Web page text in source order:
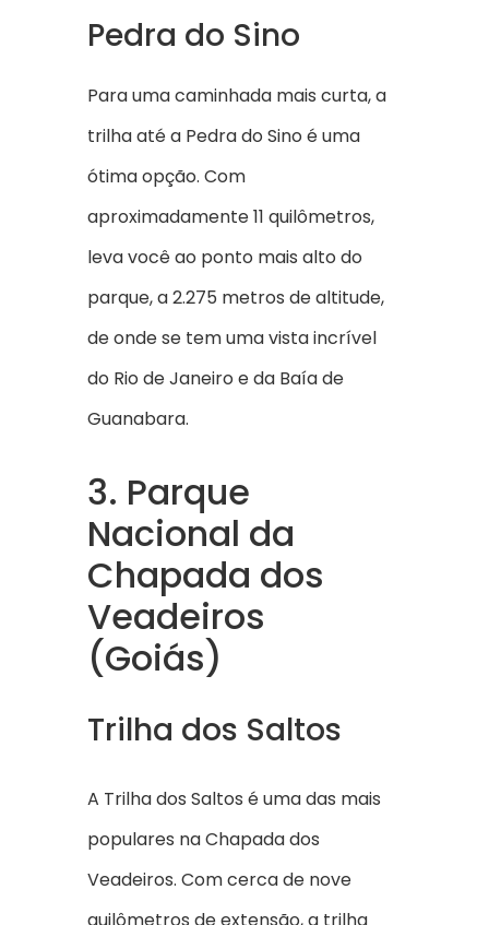
Pedra do Sino
Para uma caminhada mais curta, a
trilha até a Pedra do Sino é uma
ótima opção. Com
aproximadamente 11 quilômetros,
leva você ao ponto mais alto do
parque, a 2.275 metros de altitude,
de onde se tem uma vista incrível
do Rio de Janeiro e da Baía de
Guanabara.
3. Parque
Nacional da
Chapada dos
Veadeiros
(Goiás)
Trilha dos Saltos
A Trilha dos Saltos é uma das mais
populares na Chapada dos
Veadeiros. Com cerca de nove